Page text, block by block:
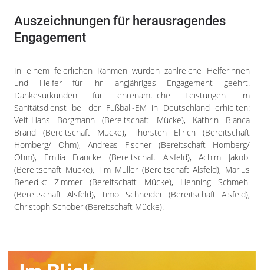
Auszeichnungen für herausragendes
Engagement
In einem feierlichen Rahmen wurden zahlreiche Helferinnen
und Helfer für ihr langjähriges Engagement geehrt.
Dankesurkunden für ehrenamtliche Leistungen im
Sanitätsdienst bei der Fußball-EM in Deutschland erhielten:
Veit-Hans Borgmann (Bereitschaft Mücke), Kathrin Bianca
Brand (Bereitschaft Mücke), Thorsten Ellrich (Bereitschaft
Homberg/ Ohm), Andreas Fischer (Bereitschaft Homberg/
Ohm), Emilia Francke (Bereitschaft Alsfeld), Achim Jakobi
(Bereitschaft Mücke), Tim Müller (Bereitschaft Alsfeld), Marius
Benedikt Zimmer (Bereitschaft Mücke), Henning Schmehl
(Bereitschaft Alsfeld), Timo Schneider (Bereitschaft Alsfeld),
Christoph Schober (Bereitschaft Mücke).